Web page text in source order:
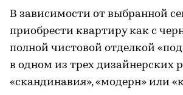
В зависимости от выбранной
приобрести квартиру как с
полной чистовой отделкой
в одном из трех дизайнерских
«скандинавия», «модерн» или